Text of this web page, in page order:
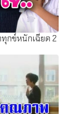
ทุกข์หนักเฉียด 2